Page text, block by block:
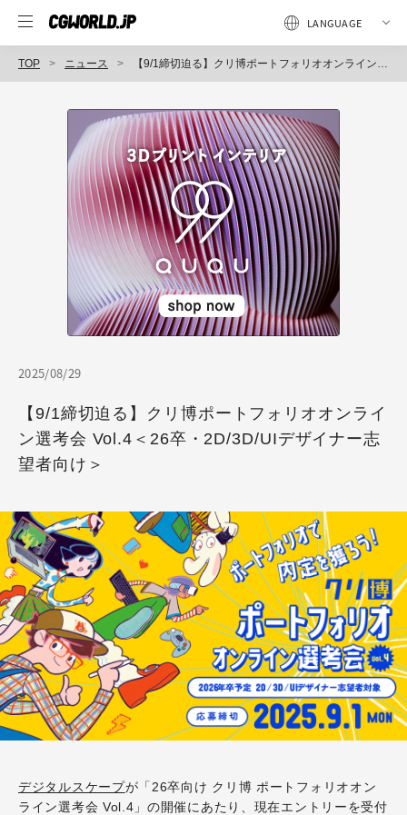
TOP ニュース 【9/1締切迫る】クリ博ポートフォリオオンライン選考会 Vol.4＜26卒・2D/3D/UIデザイナー志望者向け＞
2025/08/29
【9/1締切迫る】クリ博ポートフォリオオンライ
ン選考会 Vol.4＜26卒・2D/3D/UIデザイナー志
望者向け＞
デジタルスケープが「26卒向け クリ博 ポートフォリオオン
ライン選考会 Vol.4」の開催にあたり、現在エントリーを受付